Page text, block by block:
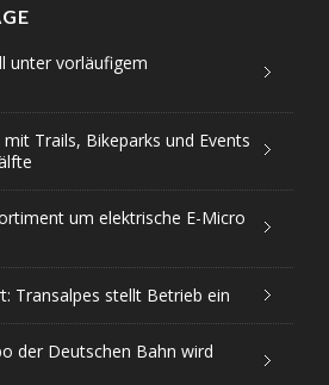
unter vorläufigem
Trails, Bikeparks und Events
um elektrische E-Micro
Transalpes stellt Betrieb ein
der Deutschen Bahn wird